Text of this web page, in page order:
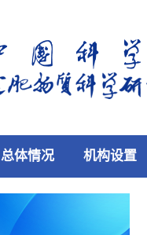
总体情况 机构设置